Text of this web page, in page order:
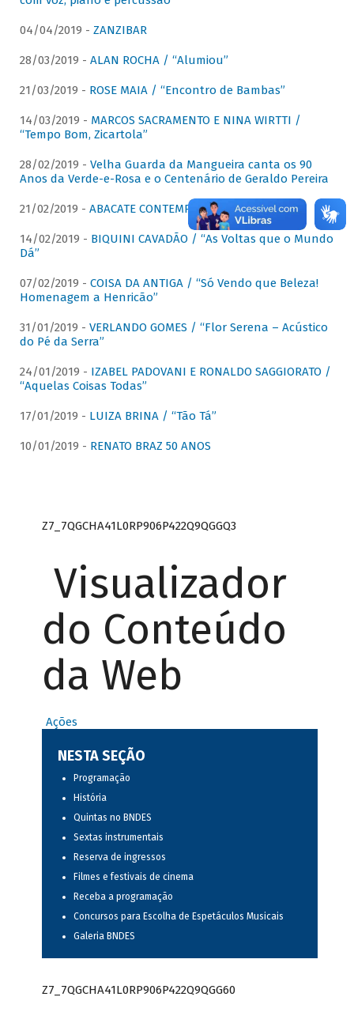
04/04/2019 - ZANZIBAR
28/03/2019 - ALAN ROCHA / “Alumiou”
21/03/2019 - ROSE MAIA / “Encontro de Bambas”
14/03/2019 - MARCOS SACRAMENTO E NINA WIRTTI /
“Tempo Bom, Zicartola”
28/02/2019 - Velha Guarda da Mangueira canta os 90
Anos da Verde-e-Rosa e o Centenário de Geraldo Pereira
21/02/2019 - ABACATE CONTEMPORÂNEO
14/02/2019 - BIQUINI CAVADÃO / “As Voltas que o Mundo
Dá”
07/02/2019 - COISA DA ANTIGA / “Só Vendo que Beleza!
Homenagem a Henricão”
31/01/2019 - VERLANDO GOMES / “Flor Serena – Acústico
do Pé da Serra”
24/01/2019 - IZABEL PADOVANI E RONALDO SAGGIORATO /
“Aquelas Coisas Todas”
17/01/2019 - LUIZA BRINA / “Tão Tá”
10/01/2019 - RENATO BRAZ 50 ANOS
Z7_7QGCHA41L0RP906P422Q9QGGQ3
Visualizador
do Conteúdo
da Web
Ações
NESTA SEÇÃO
Programação
História
Quintas no BNDES
Sextas instrumentais
Reserva de ingressos
Filmes e festivais de cinema
Receba a programação
Concursos para Escolha de Espetáculos Musicais
Galeria BNDES
Z7_7QGCHA41L0RP906P422Q9QGG60